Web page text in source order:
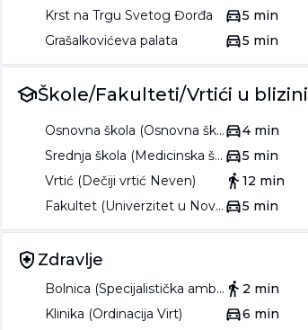
Krst na Trgu Svetog Đorđa
5 min
Grašalkovićeva palata
5 min
Škole/Fakulteti/Vrtići u blizini
Osnovna škola (Osnovna škola Nikola Vukićević)
4 min
Srednja škola (Medicinska škola Dr Ružica Rip)
5 min
Vrtić (Dečiji vrtić Neven)
12 min
Fakultet (Univerzitet u Novom Sadu Pedagoški fakultet u Somboru)
5 min
Zdravlje
Bolnica (Specijalistička ambulanta za kardiovaskularne bolesti)
2 min
Klinika (Ordinacija Virt)
6 min